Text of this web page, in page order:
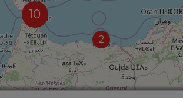
2
10